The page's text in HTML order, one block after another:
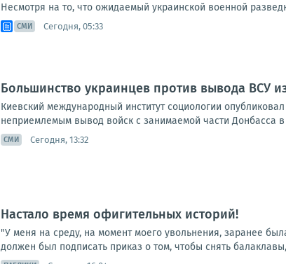
Несмотря на то, что ожидаемый украинской военной
СМИ Сегодня, 05:33
Большинство украинцев против вывода ВСУ
Киевский международный институт социологии
неприемлемым вывод войск с занимаемой части Донбасса
СМИ Сегодня, 13:32
Настало время офигительных историй!
"У меня на среду, на момент моего увольнения, заранее
должен был подписать приказ о том, чтобы снять